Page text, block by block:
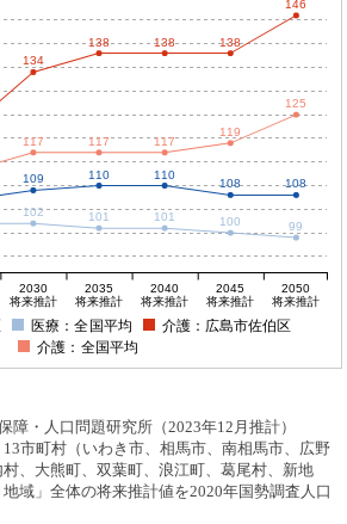
109 110 110
108 108
102 101 101 100 99
134
138 138 138
146
117 117 117
119
125
2030
将来推計
2035
将来推計
2040
将来推計
2045
将来推計
2050
将来推計
医療：全国平均
介護：広島市佐伯区
介護：全国平均
障・人口問題研究所（2023年12月推計）
市町村（いわき市、相馬市、南相馬市、広野
、大熊町、双葉町、浪江町、葛尾村、新地
域」全体の将来推計値を2020年国勢調査人口